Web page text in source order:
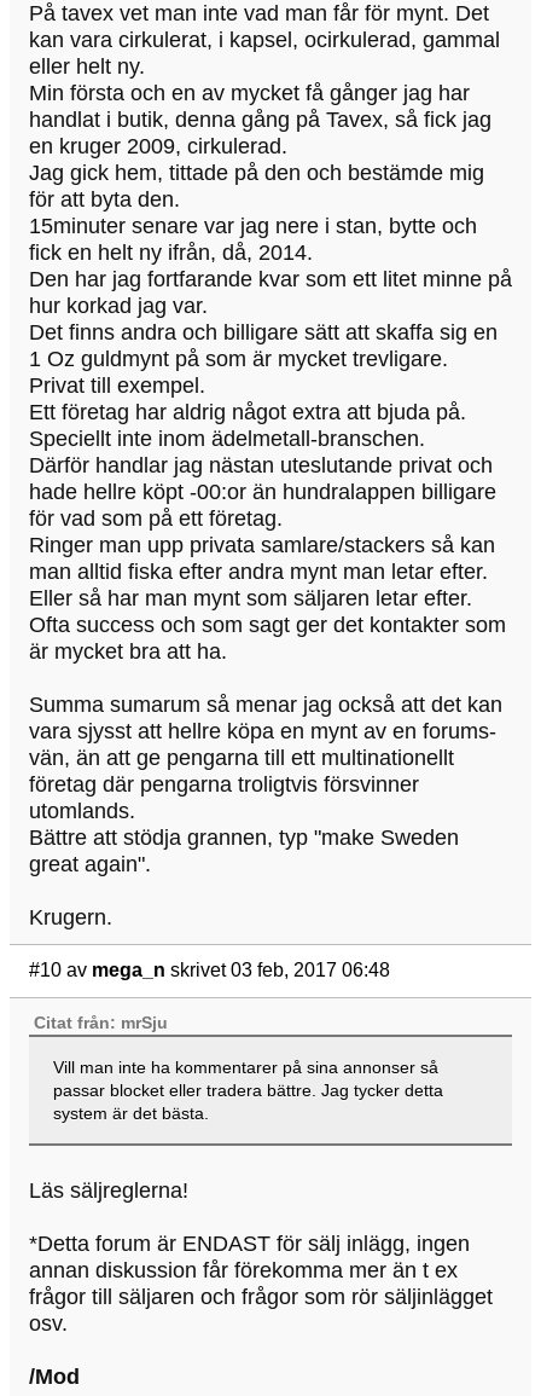
På tavex vet man inte vad man får för mynt. Det
kan vara cirkulerat, i kapsel, ocirkulerad, gammal
eller helt ny.
Min första och en av mycket få gånger jag har
handlat i butik, denna gång på Tavex, så fick jag
en kruger 2009, cirkulerad.
Jag gick hem, tittade på den och bestämde mig
för att byta den.
15minuter senare var jag nere i stan, bytte och
fick en helt ny ifrån, då, 2014.
Den har jag fortfarande kvar som ett litet minne på
hur korkad jag var.
Det finns andra och billigare sätt att skaffa sig en
1 Oz guldmynt på som är mycket trevligare.
Privat till exempel.
Ett företag har aldrig något extra att bjuda på.
Speciellt inte inom ädelmetall-branschen.
Därför handlar jag nästan uteslutande privat och
hade hellre köpt -00:or än hundralappen billigare
för vad som på ett företag.
Ringer man upp privata samlare/stackers så kan
man alltid fiska efter andra mynt man letar efter.
Eller så har man mynt som säljaren letar efter.
Ofta success och som sagt ger det kontakter som
är mycket bra att ha.
Summa sumarum så menar jag också att det kan
vara sjysst att hellre köpa en mynt av en forums-
vän, än att ge pengarna till ett multinationellt
företag där pengarna troligtvis försvinner
utomlands.
Bättre att stödja grannen, typ "make Sweden
great again".
Krugern.
#10 av mega_n skrivet 03 feb, 2017 06:48
Citat från: mrSju
Vill man inte ha kommentarer på sina annonser så
passar blocket eller tradera bättre. Jag tycker detta
system är det bästa.
Läs säljreglerna!
*Detta forum är ENDAST för sälj inlägg, ingen
annan diskussion får förekomma mer än t ex
frågor till säljaren och frågor som rör säljinlägget
osv.
/Mod